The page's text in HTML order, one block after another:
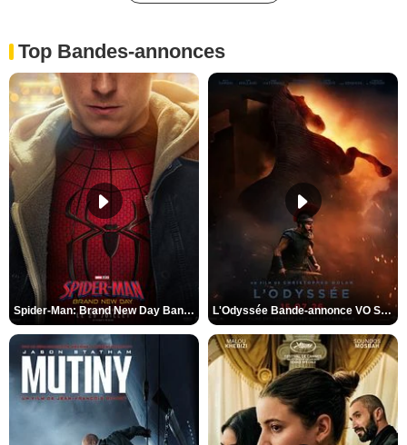
Top Bandes-annonces
Spider-Man: Brand New Day Bande-annonce VO STFR L'Odyssée Bande-annonce VO STFR